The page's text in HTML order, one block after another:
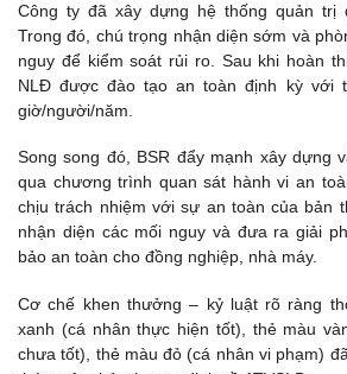
Công ty đã xây dựng hệ thống quản trị
Trong đó, chú trọng nhận diện sớm và
nguy để kiểm soát rủi ro. Sau khi hoàn
NLĐ được đào tạo an toàn định kỳ với
giờ/người/năm.
Song song đó, BSR đẩy mạnh xây dựng
qua chương trình quan sát hành vi an
chịu trách nhiệm với sự an toàn của bản
nhận diện các mối nguy và đưa ra giải
bảo an toàn cho đồng nghiệp, nhà máy.
Cơ chế khen thưởng – kỷ luật rõ ràng
xanh (cá nhân thực hiện tốt), thẻ màu
chưa tốt), thẻ màu đỏ (cá nhân vi phạm)